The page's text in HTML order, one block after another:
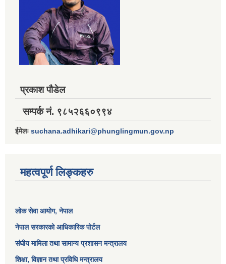
प्रकाश पौडेल
सम्पर्क नं. ९८५२६६०९९४
ईमेलः suchana.adhikari@phunglingmun.gov.np
महत्वपूर्ण लिङ्कहरु
लोक सेवा आयोग, नेपाल
नेपाल सरकारको आधिकारिक पोर्टल
संघीय मामिला तथा सामान्य प्रशासन मन्त्रालय
शिक्षा, विज्ञान तथा प्रविधि मन्त्रालय